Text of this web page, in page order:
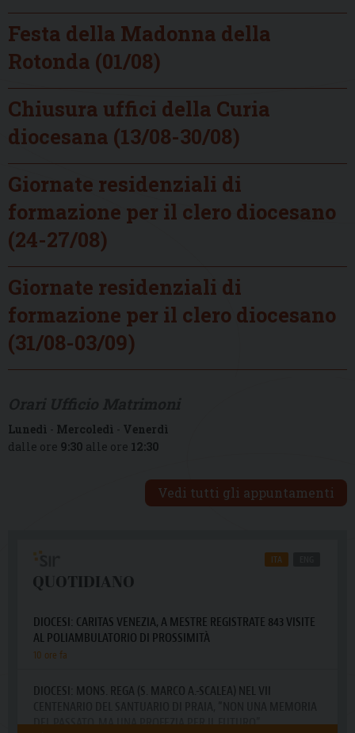
Festa della Madonna della
Rotonda (01/08)
Chiusura uffici della Curia
diocesana (13/08-30/08)
Giornate residenziali di
formazione per il clero diocesano
(24-27/08)
Giornate residenziali di
formazione per il clero diocesano
(31/08-03/09)
Lunedì - Mercoledì - Venerdì
dalle ore 9:30 alle ore 12:30
Vedi tutti gli appuntamenti